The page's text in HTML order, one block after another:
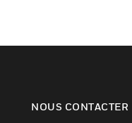
NOUS CONTACTER